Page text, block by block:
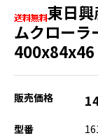
東日
ムクロー
販売価格
型番